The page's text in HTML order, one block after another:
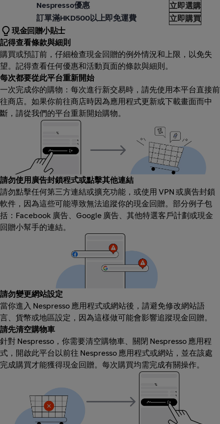
Nespresso優惠
立即選購
訂單滿HKD500以上即免運費
立即購買
現金回贈小貼士
記得查看條款與細則
購買或預訂前，仔細檢查現金回贈的例外情況和上限，以免失
望。記得查看任何優惠和活動頁面的條款與細則。
每次都要從此平台重新開始
一次完成你的購物：每次進行新交易時，請先使用本平台直接前
往商店。如果你前往商店時因為應用程式更新或下載畫面而中
斷，請從我們的平台重新開始購物。
請勿使用廣告封鎖程式或點擊其他連結
請勿點擊任何第三方連結或擴充功能，或使用 VPN 或廣告封鎖
軟件，因為這些可能導致無法追蹤你的現金回贈。部分例子包
括：Facebook 廣告、Google 廣告、其他特選客戶計劃或現金
回贈小幫手的連結。
請勿變更網站設定
當你進入 Nespresso 應用程式或網站後，請避免修改網站語
言、貨幣或地區設定，因為這樣做可能會影響追蹤現金回贈。
請先清空購物車
針對 Nespresso，你需要清空購物車、關閉 Nespresso 應用程
式，開啟此平台以前往 Nespresso 應用程式或網站，並在該處
完成購買才能獲得現金回贈。每次購買均需完成有關操作。